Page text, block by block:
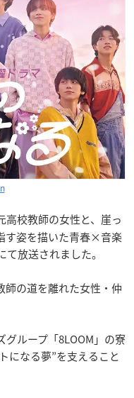
高校教師の女性と、崖っ
す姿を描いた青春×音楽
て放送されました。
師の道を離れた女性・仲
ループ「8LOOM」の寮
になる夢”を支えること